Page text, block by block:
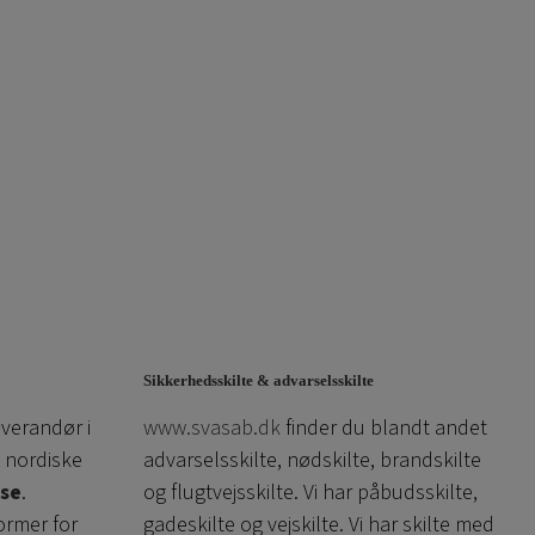
i
.
for
Sikkerhedsskilte & advarselsskilte
www.svasab.dkfinder du blandt andet
advarselsskilte, nødskilte, brandskilte
og flugtvejsskilte. Vi har påbudsskilte,
gadeskilte og vejskilte. Vi har skilte med